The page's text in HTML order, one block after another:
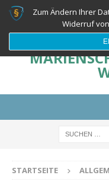
STARTSEITE
Zum Ändern Ihrer
Widerruf